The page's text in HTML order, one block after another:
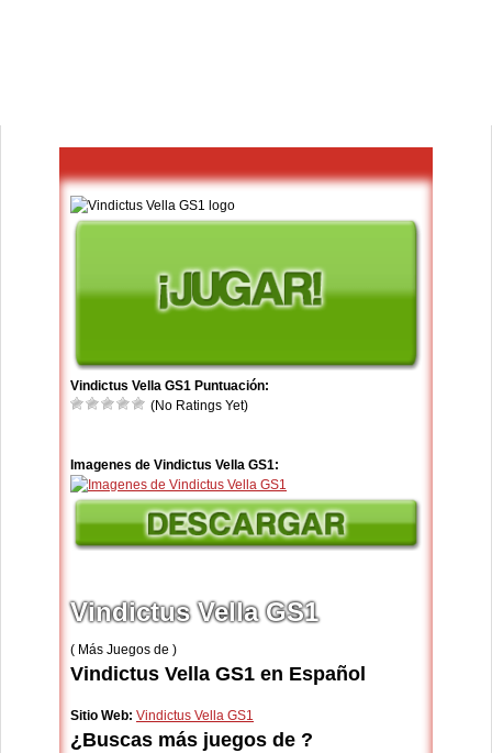
Vindictus Vella GS1 Puntuación:
(No Ratings Yet)
Imagenes de Vindictus Vella GS1:
Vindictus Vella GS1
( Más Juegos de )
Vindictus Vella GS1 en Español
Sitio Web: Vindictus Vella GS1
¿Buscas más juegos de ?